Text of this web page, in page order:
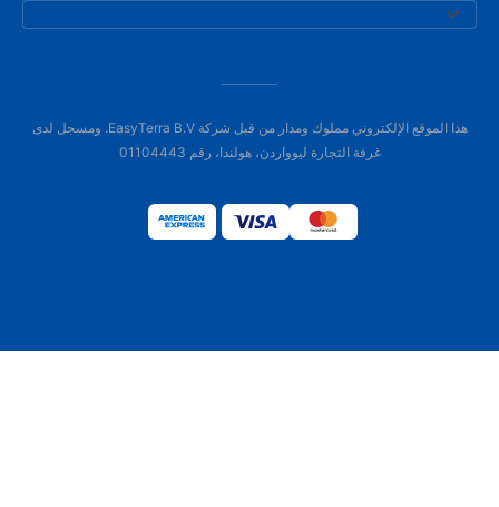
هذا الموقع الإلكتروني مملوك ومدار من قبل شركة EasyTerra B.V. ومسجل لدى
غرفة التجارة ليوواردن، هولندا، رقم 01104443